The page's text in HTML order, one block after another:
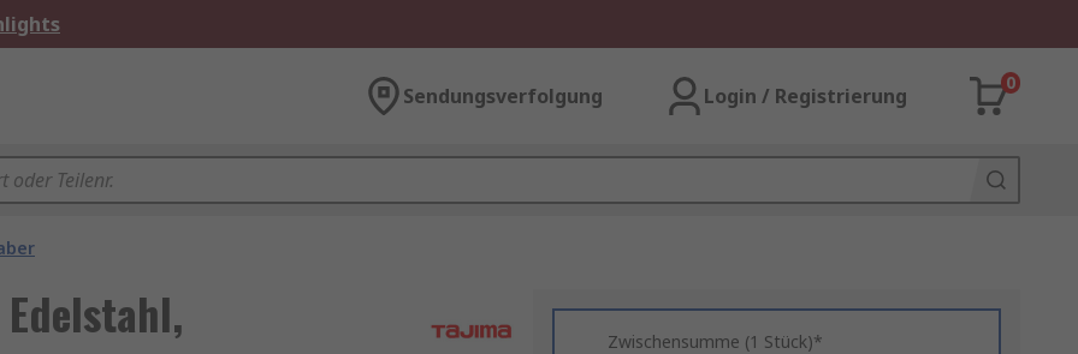
Sendungsverfolgung Login / Registrierung
0
Zwischensumme (1 Stück)*